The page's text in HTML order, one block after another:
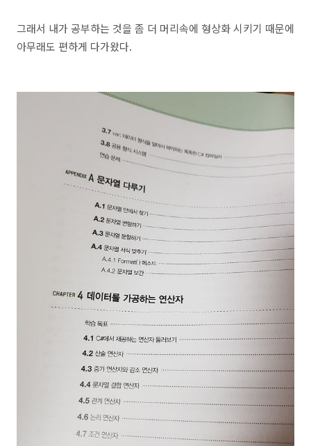
그래서 내가 공부하는 것을 좀 더 머리속에 형상화 시키기 때문에
아무래도 편하게 다가왔다.